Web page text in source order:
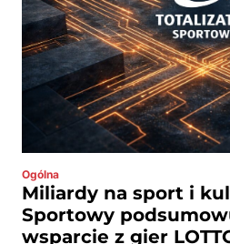
Ogólna
Miliardy na sport i
Sportowy
wsparcie z gier